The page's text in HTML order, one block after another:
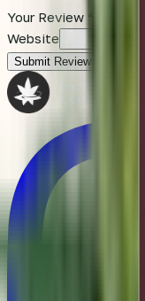
Your Review *
Website
Submit Review